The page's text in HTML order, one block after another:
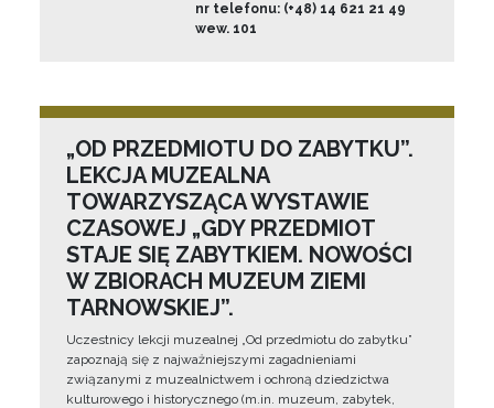
nr telefonu: (+48) 14 621 21 49
wew. 101
„OD PRZEDMIOTU DO ZABYTKU”.
LEKCJA MUZEALNA
TOWARZYSZĄCA WYSTAWIE
CZASOWEJ „GDY PRZEDMIOT
STAJE SIĘ ZABYTKIEM. NOWOŚCI
W ZBIORACH MUZEUM ZIEMI
TARNOWSKIEJ”.
Uczestnicy lekcji muzealnej „Od przedmiotu do zabytku”
zapoznają się z najważniejszymi zagadnieniami
związanymi z muzealnictwem i ochroną dziedzictwa
kulturowego i historycznego (m.in. muzeum, zabytek,